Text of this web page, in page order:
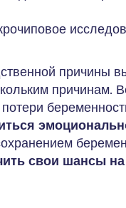
причины
причинам.
свои шансы